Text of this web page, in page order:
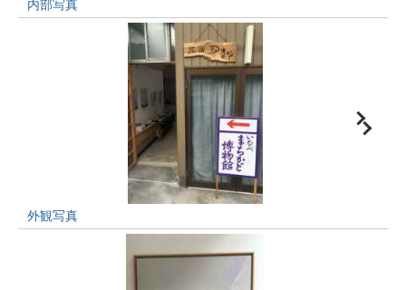
内部写真
外観写真